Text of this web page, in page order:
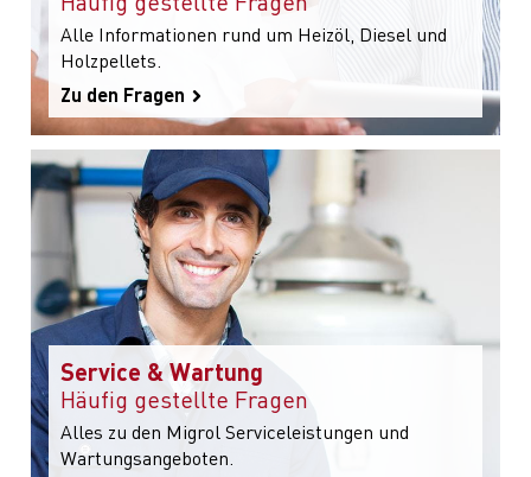
Alle Informationen rund um Heizöl, Diesel und
Holzpellets.
Zu den Fragen
Service & Wartung
Häufig gestellte Fragen
Alles zu den Migrol Serviceleistungen und
Wartungsangeboten.